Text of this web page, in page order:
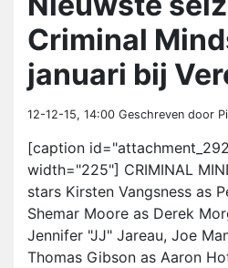
Criminal
januari bij
12-12-15, 14:00 Geschreven door
[caption
width="225"] CRIMINAL
stars Kirsten Vangsness as
Shemar Moore as Derek
Jennifer "JJ" Jareau, Joe
Thomas Gibson as Aaron